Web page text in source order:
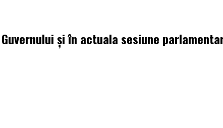
şi în actuala sesiune